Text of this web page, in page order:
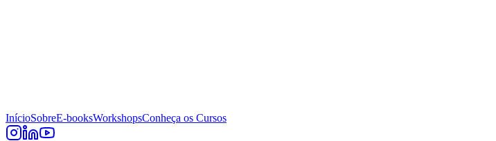
InícioSobreE-booksWorkshopsConheça os Cursos